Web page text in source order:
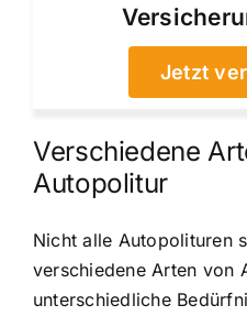
Jetzt
Verschiedene
Autopolitur
Nicht alle Autopolituren
verschiedene Arten von
unterschiedliche